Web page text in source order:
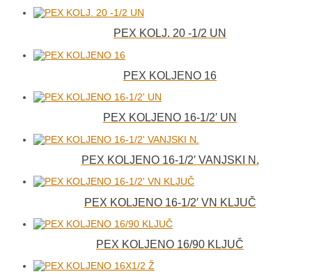
PEX KOLJ. 20 -1/2 UN
PEX KOLJENO 16
PEX KOLJENO 16-1/2′ UN
PEX KOLJENO 16-1/2′ VANJSKI N.
PEX KOLJENO 16-1/2′ VN KLJUČ
PEX KOLJENO 16/90 KLJUČ